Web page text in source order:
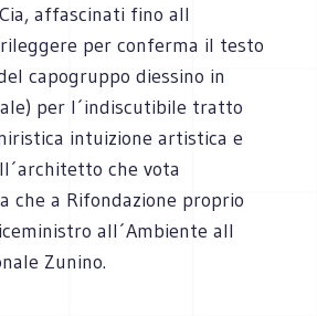
affascinati fino all
per conferma il testo
capogruppo diessino in
per l´indiscutibile tratto
intuizione artistica e
che vota
che a Rifondazione proprio
all´Ambiente all
Zunino.